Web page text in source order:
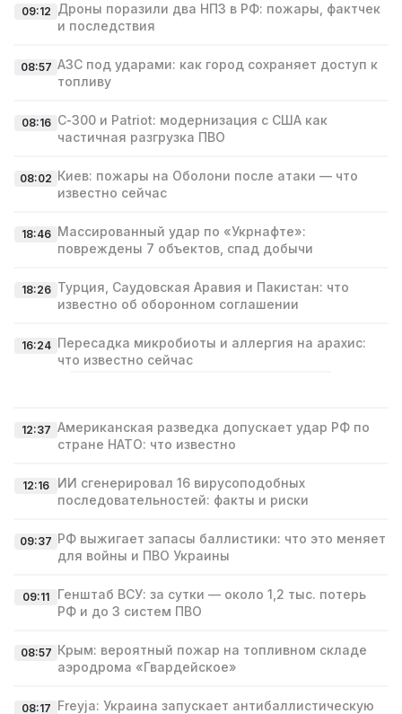
09:12 Дроны поразили два НПЗ в РФ: пожары, фактчек
и последствия
08:57 АЗС под ударами: как город сохраняет доступ к
топливу
08:16 С‑300 и Patriot: модернизация с США как
частичная разгрузка ПВО
08:02 Киев: пожары на Оболони после атаки — что
известно сейчас
18:46 Массированный удар по «Укрнафте»:
повреждены 7 объектов, спад добычи
18:26 Турция, Саудовская Аравия и Пакистан: что
известно об оборонном соглашении
16:24 Пересадка микробиоты и аллергия на арахис:
что известно сейчас
12:37 Американская разведка допускает удар РФ по
стране НАТО: что известно
12:16
ИИ сгенерировал 16 вирусоподобных
последовательностей: факты и риски
09:37 РФ выжигает запасы баллистики: что это меняет
для войны и ПВО Украины
09:11
Генштаб ВСУ: за сутки — около 1,2 тыс. потерь
РФ и до 3 систем ПВО
08:57 Крым: вероятный пожар на топливном складе
аэродрома «Гвардейское»
08:17 Freyja: Украина запускает антибаллистическую